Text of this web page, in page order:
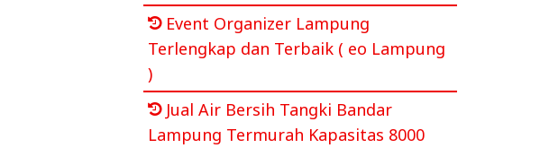
Event Organizer Lampung
Terlengkap dan Terbaik ( eo Lampung
)
Jual Air Bersih Tangki Bandar
Lampung Termurah Kapasitas 8000